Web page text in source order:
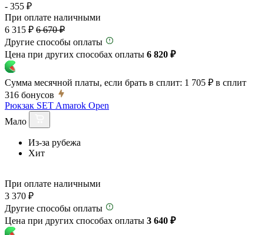
- 355 ₽
При оплате наличными
6 315 ₽ 6 670 ₽
Другие способы оплаты
Цена при других способах оплаты 6 820 ₽
Сумма месячной платы, если брать в сплит: 1 705 ₽ в сплит
316 бонусов
Рюкзак SET Amarok Open
Мало
Из-за рубежа
Хит
При оплате наличными
3 370 ₽
Другие способы оплаты
Цена при других способах оплаты 3 640 ₽